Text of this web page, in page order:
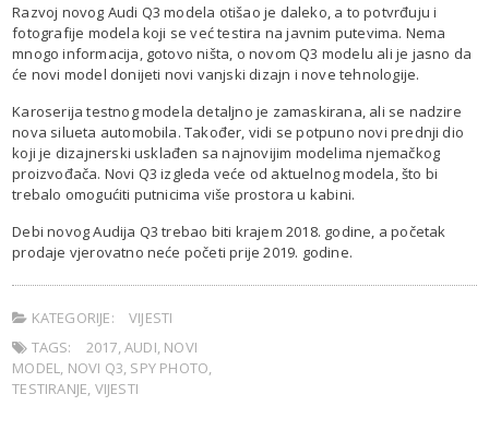
Razvoj novog Audi Q3 modela otišao je daleko, a to potvrđuju i
fotografije modela koji se već testira na javnim putevima. Nema
mnogo informacija, gotovo ništa, o novom Q3 modelu ali je jasno da
će novi model donijeti novi vanjski dizajn i nove tehnologije.
Karoserija testnog modela detaljno je zamaskirana, ali se nadzire
nova silueta automobila. Također, vidi se potpuno novi prednji dio
koji je dizajnerski usklađen sa najnovijim modelima njemačkog
proizvođača. Novi Q3 izgleda veće od aktuelnog modela, što bi
trebalo omogućiti putnicima više prostora u kabini.
Debi novog Audija Q3 trebao biti krajem 2018. godine, a početak
prodaje vjerovatno neće početi prije 2019. godine.
KATEGORIJE:
VIJESTI
TAGS:
2017,AUDI, NOVI
MODEL, NOVI Q3, SPY PHOTO,
TESTIRANJE, VIJESTI